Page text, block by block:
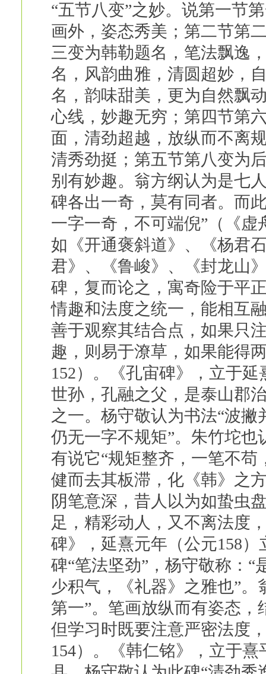
“五节八变”之妙。说第一节
画外，姿态秀美；第二节第
三变为韩勒题名，笔法飘逸
名，风韵曲雅，清圆超妙，
名，韵味甜美，更为自然飘
心线，妙趣无穷；第四节第
面，清劲超越，放纵而不离
清秀劲挺；第五节第八变为
别有妙趣。翁方纲认为是七
碑各出一奇，莫有同者。而
一字一奇，不可端倪”（《
如《开通褒斜道》、《杨君
君》、《鲁峻》、《封龙山
碑，复而论之，寓奇险于平
情趣和法度之统一，能相互
善于观察其结合点，如果只
趣，则易于潦草，如果能得
152）。《孔宙碑》，立于
世孙，孔融之父，是泰山郡
之一。杨守敬认为书法“波
仍无一字不规矩”。朱竹坨也
有说它“规矩整齐，一笔不
健而去其板滞，化《韩》之
阴笔意深，昔人以为如蛰虫
足，精彩动人，又不离法度
碑》，延熹元年（公元158
碑“笔法坚劲”，杨守敬称：
少积气，《礼器》之雅也”
第一”。笔画放纵而有姿态
但学习时既要注意严密法度
154）。《韩仁铭》，立于